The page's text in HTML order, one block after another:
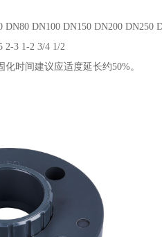
DN100 DN150 DN200 DN250
2-3 1-2 3/4 1/2
时间建议应适度延长约50%。